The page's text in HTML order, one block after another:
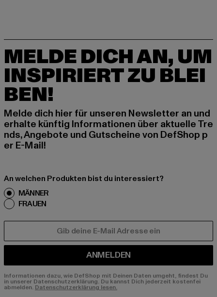
MELDE DICH AN, UM
INSPIRIERT ZU BLEI
BEN!
Melde dich hier für unseren Newsletter an und
erhalte künftig Informationen über aktuelle Tre
nds, Angebote und Gutscheine von DefShop p
er E-Mail!
An welchen Produkten bist du interessiert?
MÄNNER
FRAUEN
ANMELDEN
Informationen dazu, wie DefShop mit Deinen Daten umgeht, findest Du
in unserer Datenschutzerklärung. Du kannst Dich jederzeit kostenfei
abmelden. Datenschutzerklärung lesen.